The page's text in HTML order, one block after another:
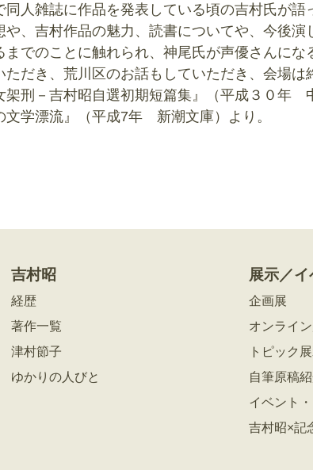
人雑誌に作品を発表している頃の吉村氏が語
、吉村作品の魅力、読書についてや、今後演
でのことに触れられ、神尾氏が声優さんにな
だき、荒川区のお話もしていただき、会場は
刑－吉村昭自選初期短篇集』（‎平成３０年
学漂流』（平成7年 新潮文庫）より。
吉村昭
経歴
著作一覧
津村節子
ゆかりの人びと
展示／イ
企画展
オンライ
トピック
自筆原稿
イベント
吉村昭×記